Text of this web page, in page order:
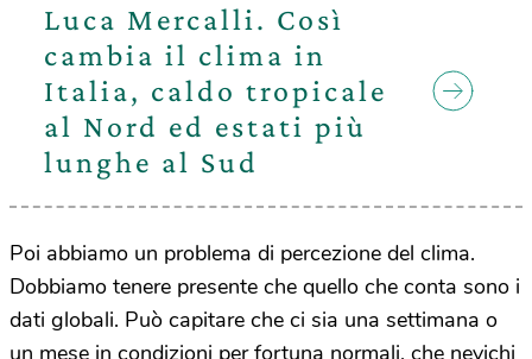
Luca Mercalli. Così
cambia il clima in
Italia, caldo tropicale
al Nord ed estati più
lunghe al Sud
Poi abbiamo un problema di percezione del clima.
Dobbiamo tenere presente che quello che conta sono i
dati globali. Può capitare che ci sia una settimana o
un mese in condizioni per fortuna normali, che nevichi